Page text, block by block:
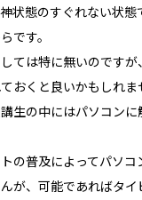
状態のすぐれない状
です。
ては特に無いのです
おくと良いかもしれ
生の中にはパソコンに
の普及によってパソ
が、可能であればタ